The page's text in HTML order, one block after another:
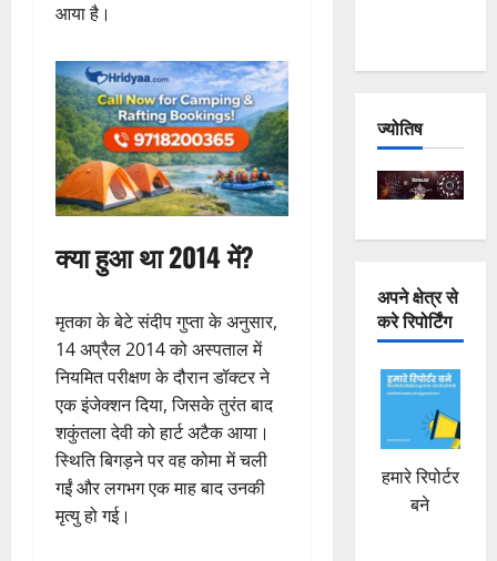
आया है।
क्या हुआ था 2014 में?
मृतका के बेटे संदीप गुप्ता के अनुसार,
14 अप्रैल 2014 को अस्पताल में
नियमित परीक्षण के दौरान डॉक्टर ने
एक इंजेक्शन दिया, जिसके तुरंत बाद
शकुंतला देवी को हार्ट अटैक आया।
स्थिति बिगड़ने पर वह कोमा में चली
गईं और लगभग एक माह बाद उनकी
मृत्यु हो गई।
ज्योतिष
अपने क्षेत्र से
करे रिपोर्टिंग
हमारे रिपोर्टर
बने